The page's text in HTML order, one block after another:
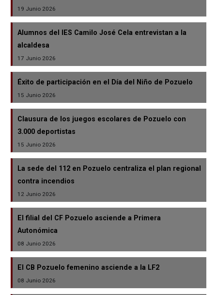
19 Junio 2026
Alumnos del IES Camilo José Cela entrevistan a la
alcaldesa
17 Junio 2026
Éxito de participación en el Día del Niño de Pozuelo
15 Junio 2026
Clausura de los juegos escolares de Pozuelo con
3.000 deportistas
15 Junio 2026
La sede del 112 en Pozuelo centraliza el plan regional
contra incendios
12 Junio 2026
El filial del CF Pozuelo asciende a Primera
Autonómica
08 Junio 2026
El CB Pozuelo femenino asciende a la LF2
08 Junio 2026